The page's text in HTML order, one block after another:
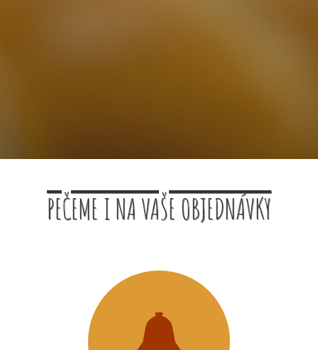
PEČEME I NA VAŠE OBJEDNÁVKY